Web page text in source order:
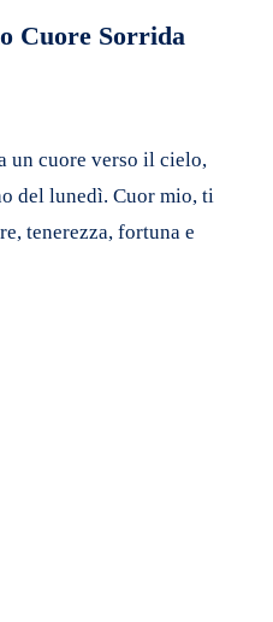
Cuore Sorrida
un cuore verso il cielo,
del lunedì. Cuor mio, ti
tenerezza, fortuna e